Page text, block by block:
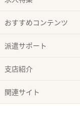
おすすめコンテンツ
派遣サポート
支店紹介
関連サイト